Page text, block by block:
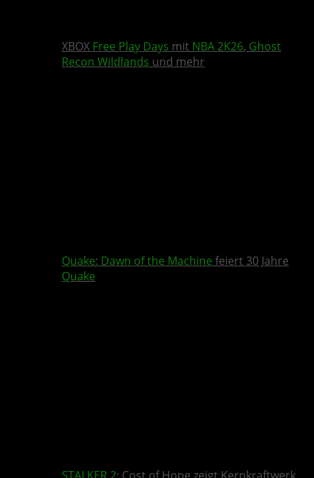
XBOX Free Play Days mit NBA 2K26, Ghost
Recon Wildlands und mehr
Quake: Dawn of the Machine feiert 30 Jahre
Quake